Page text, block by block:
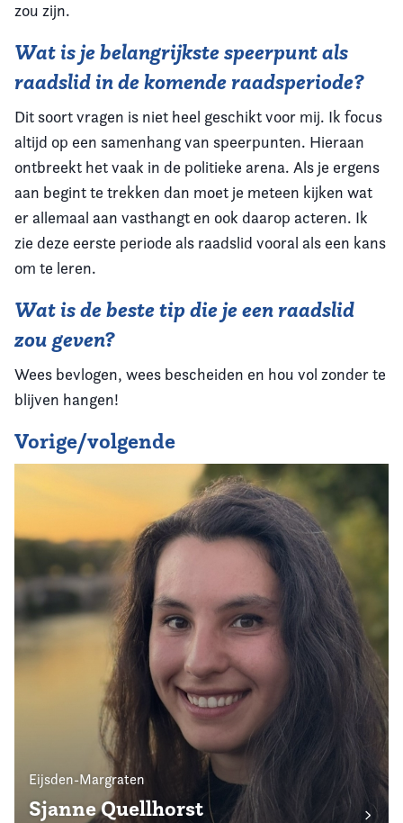
zou zijn.
Wat is je belangrijkste speerpunt als
raadslid in de komende raadsperiode?
Dit soort vragen is niet heel geschikt voor mij. Ik focus
altijd op een samenhang van speerpunten. Hieraan
ontbreekt het vaak in de politieke arena. Als je ergens
aan begint te trekken dan moet je meteen kijken wat
er allemaal aan vasthangt en ook daarop acteren. Ik
zie deze eerste periode als raadslid vooral als een kans
om te leren.
Wat is de beste tip die je een raadslid
zou geven?
Wees bevlogen, wees bescheiden en hou vol zonder te
blijven hangen!
Vorige/volgende
Eijsden-Margraten
Sjanne Quellhorst